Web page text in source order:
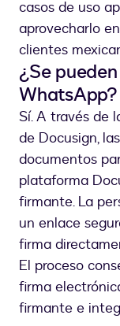
casos de uso
aprovecharlo
clientes
¿Se
WhatsApp?
Sí. A través de
de Docusign,
documentos
plataforma
firmante. La
un enlace
firma
El proceso
firma
firmante e